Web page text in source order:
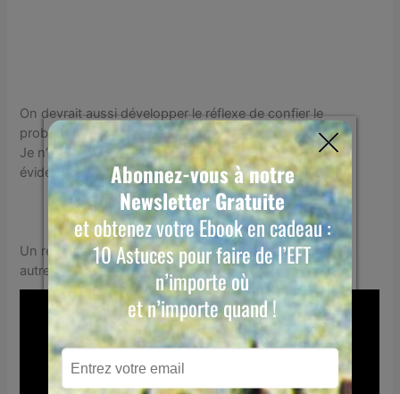
On devrait aussi développer le réflexe de confier le
problème à notre Sagesse Intérieure.
Je n’en ai pas parlé dans cette vidéo, mais c’est
évidemment utile d’y penser, et de le faire.
Un regard complémentaire sur les « Il devrait être
autrement ! »